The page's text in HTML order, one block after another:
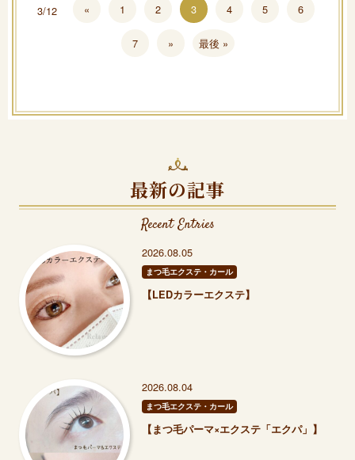
3/12 « 1 2 3 4 5 6
7 » 最後 »
最新の記事
Recent Entries
2026.08.05
まつ毛エクステ・カール
【LEDカラーエクステ】
2026.08.04
まつ毛エクステ・カール
【まつ毛パーマ×エクステ「エクパ」】